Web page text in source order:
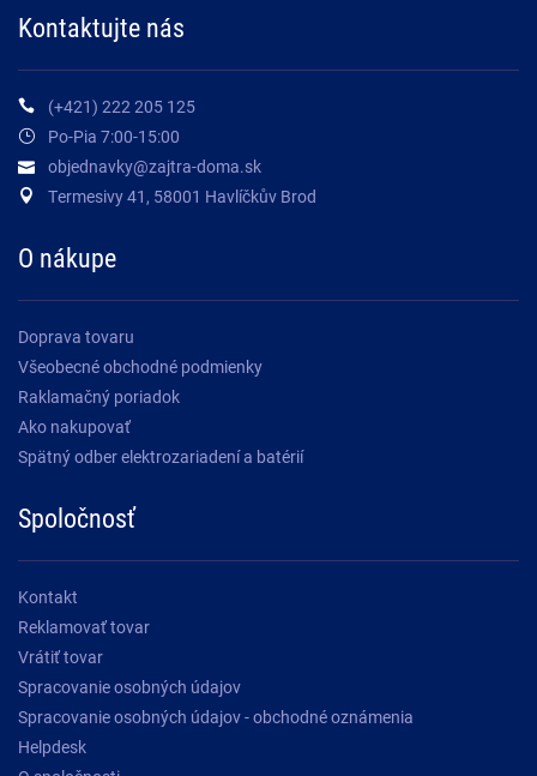
Kontaktujte nás
(+421) 222 205 125
Po-Pia 7:00-15:00
objednavky@zajtra-doma.sk
Termesivy 41, 58001 Havlíčkův Brod
O nákupe
Doprava tovaru
Všeobecné obchodné podmienky
Raklamačný poriadok
Ako nakupovať
Spätný odber elektrozariadení a batérií
Spoločnosť
Kontakt
Reklamovať tovar
Vrátiť tovar
Spracovanie osobných údajov
Spracovanie osobných údajov - obchodné oznámenia
Helpdesk